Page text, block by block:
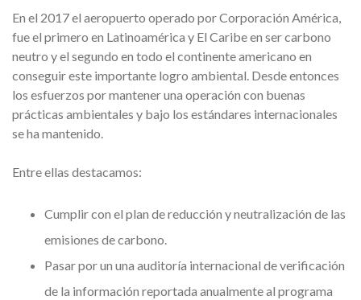
En el 2017 el aeropuerto operado por Corporación América,
fue el primero en Latinoamérica y El Caribe en ser carbono
neutro y el segundo en todo el continente americano en
conseguir este importante logro ambiental. Desde entonces
los esfuerzos por mantener una operación con buenas
prácticas ambientales y bajo los estándares internacionales
se ha mantenido.
Entre ellas destacamos:
Cumplir con el plan de reducción y neutralización de las
emisiones de carbono.
Pasar por un una auditoría internacional de verificación
de la información reportada anualmente al programa